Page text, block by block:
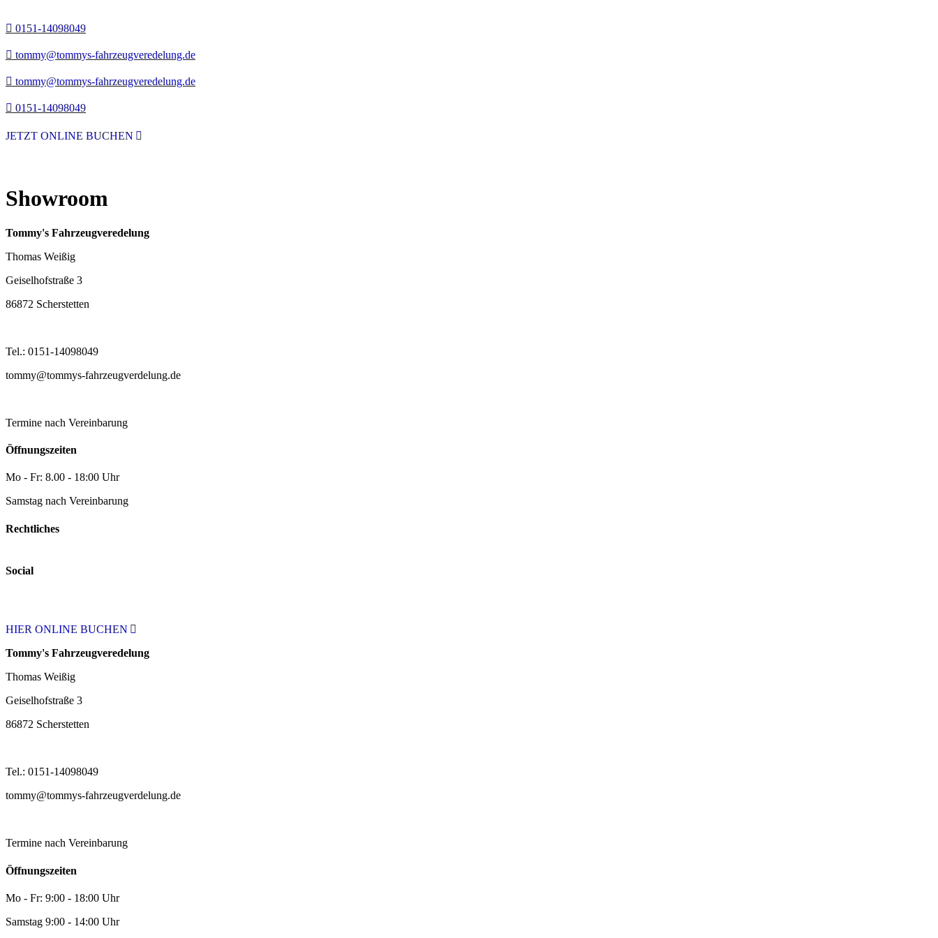
0151-14098049
tommy@tommys-fahrzeugveredelung.de
tommy@tommys-fahrzeugveredelung.de
0151-14098049
JETZT ONLINE BUCHEN
Showroom
Tommy's Fahrzeugveredelung
Thomas Weißig
Geiselhofstraße 3
86872 Scherstetten
Tel.: 0151-14098049
tommy@tommys-fahrzeugverdelung.de
Termine nach Vereinbarung
Öffnungszeiten
Mo - Fr: 8.00 - 18:00 Uhr
Samstag nach Vereinbarung
Rechtliches
Social
HIER ONLINE BUCHEN
Tommy's Fahrzeugveredelung
Thomas Weißig
Geiselhofstraße 3
86872 Scherstetten
Tel.: 0151-14098049
tommy@tommys-fahrzeugverdelung.de
Termine nach Vereinbarung
Öffnungszeiten
Mo - Fr: 9:00 - 18:00 Uhr
Samstag 9:00 - 14:00 Uhr